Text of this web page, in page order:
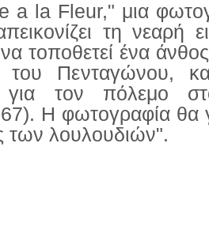
a la Fleur," μια
τη νεαρή
τοποθετεί ένα άνθος
Πενταγώνου,
για τον πόλεμο
Η φωτογραφία θα
των λουλουδιών".